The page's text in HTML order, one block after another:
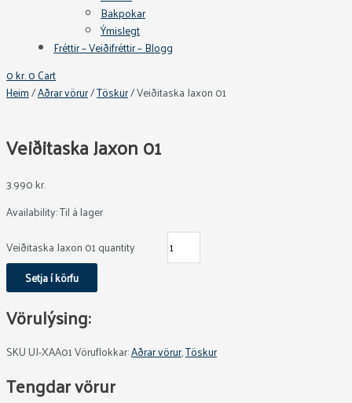
Bakpokar
Ýmislegt
Fréttir – Veiðifréttir – Blogg
0kr.0Cart
Heim/Aðrar vörur/Töskur/ Veiðitaska Jaxon 01
Veiðitaska Jaxon 01
3.990kr.
Availability:Til á lager
Veiðitaska Jaxon 01 quantity
Setja í körfu
Vörulýsing:
SKUUJ-XAA01Vöruflokkar:Aðrar vörur,Töskur
Tengdar vörur